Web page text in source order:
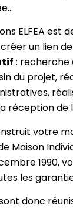
ELFEA est
un lien de
: recherche
du projet,
réception de
votre
Maison
1990,
les
donc